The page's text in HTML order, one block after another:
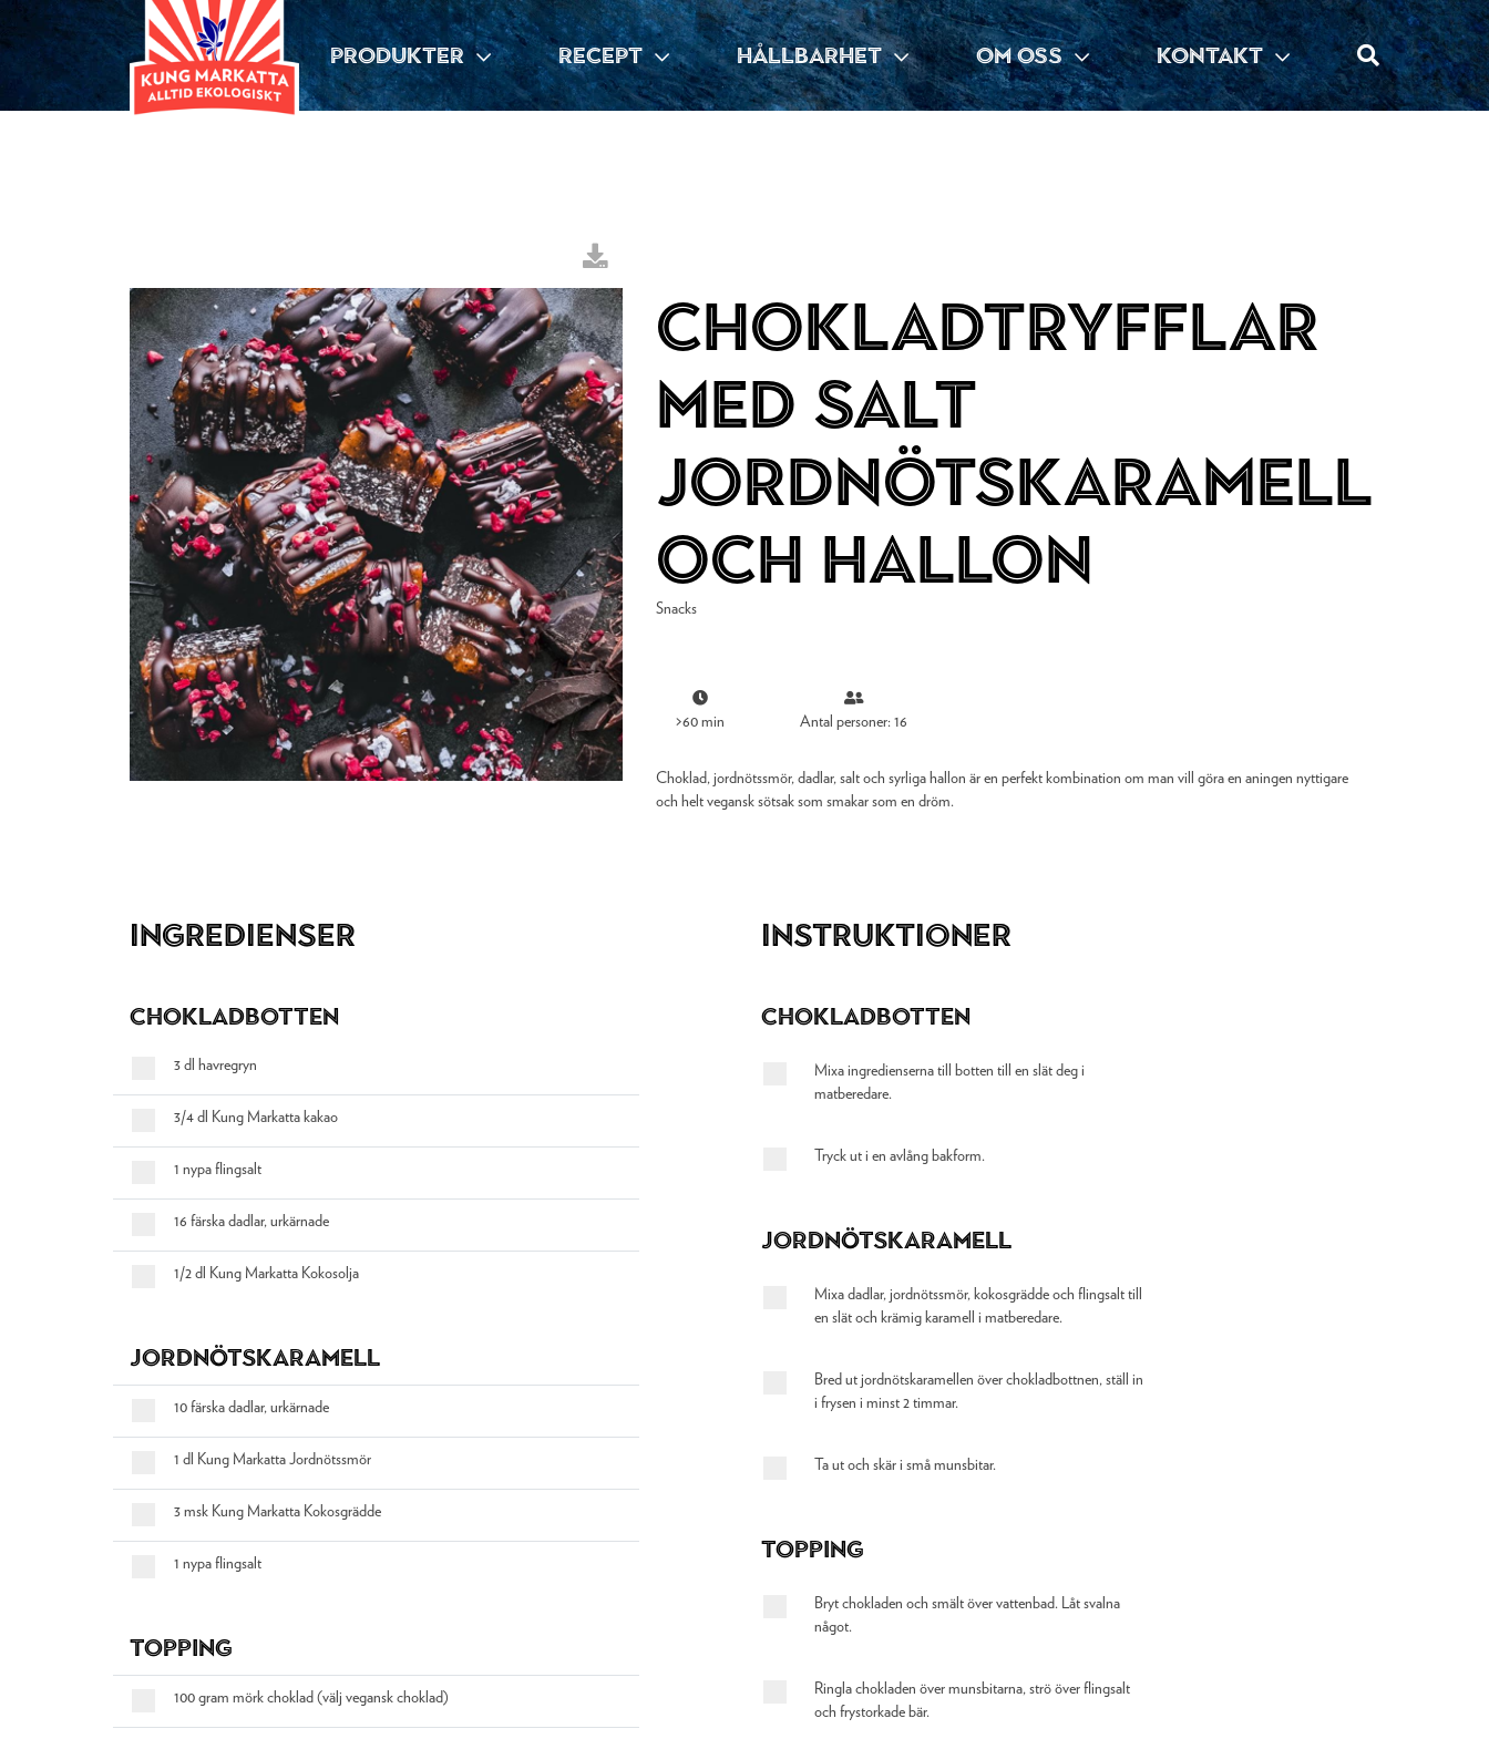
PRODUKTER RECEPT HÅLLBARHET OM OSS KONTAKT
Chokladtryfflar
med salt
jordnötskaramell
och hallon
Snacks
>60 min Antal personer: 16
Choklad, jordnötssmör, dadlar, salt och syrliga hallon är en perfekt kombination om man vill göra en aningen nyttigare
och helt vegansk sötsak som smakar som en dröm.
Ingredienser
Chokladbotten
3 dl havregryn
3/4 dl Kung Markatta kakao
1 nypa flingsalt
16 färska dadlar, urkärnade
1/2 dl Kung Markatta Kokosolja
Jordnötskaramell
10 färska dadlar, urkärnade
1 dl Kung Markatta Jordnötssmör
3 msk Kung Markatta Kokosgrädde
1 nypa flingsalt
Topping
100 gram mörk choklad (välj vegansk choklad)
Instruktioner
Chokladbotten
Mixa ingredienserna till botten till en slät deg i
matberedare.
Tryck ut i en avlång bakform.
Jordnötskaramell
Mixa dadlar, jordnötssmör, kokosgrädde och flingsalt till
en slät och krämig karamell i matberedare.
Bred ut jordnötskaramellen över chokladbottnen, ställ in
i frysen i minst 2 timmar.
Ta ut och skär i små munsbitar.
Topping
Bryt chokladen och smält över vattenbad. Låt svalna
något.
Ringla chokladen över munsbitarna, strö över flingsalt
och frystorkade bär.